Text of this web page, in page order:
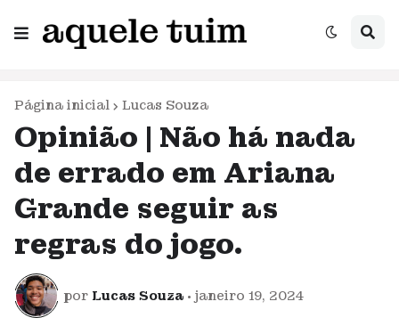
Página inicial Lucas Souza
Opinião | Não há nada
de errado em Ariana
Grande seguir as
regras do jogo.
por Lucas Souza • janeiro 19, 2024